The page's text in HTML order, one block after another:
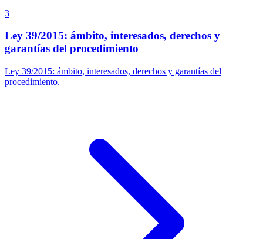
3
Ley 39/2015: ámbito, interesados, derechos y
garantías del procedimiento
Ley 39/2015: ámbito, interesados, derechos y garantías del
procedimiento.